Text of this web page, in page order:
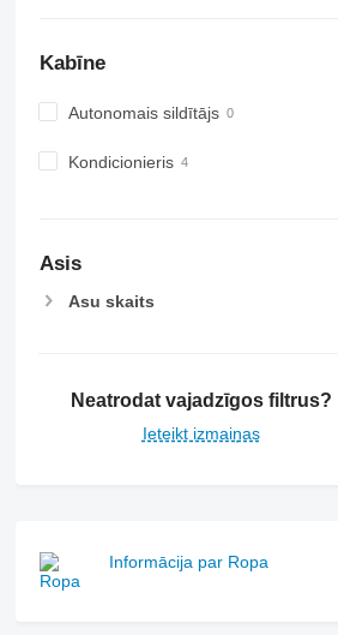
Kabīne
Autonomais sildītājs
Kondicionieris
Asis
Asu skaits
Neatrodat vajadzīgos filtrus?
Ieteikt izmaiņas
Informācija par Ropa